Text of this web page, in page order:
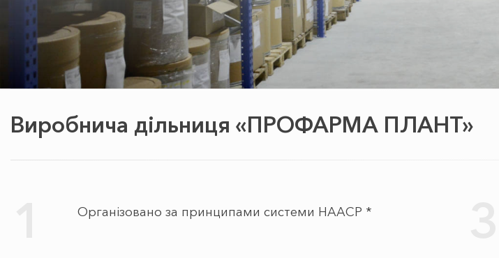
Виробнича дільниця «ПРОФАРМА ПЛАНТ»
Організовано за принципами системи НААСР *